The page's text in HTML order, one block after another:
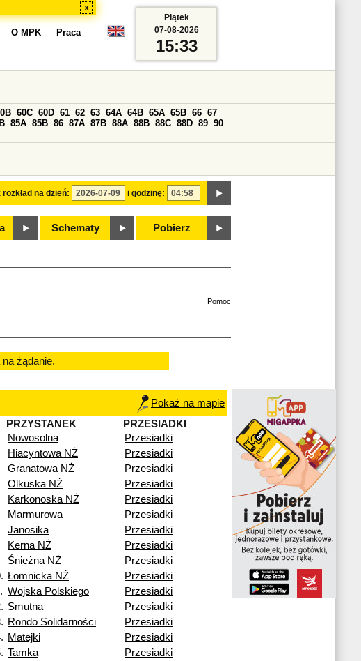
x
O MPK Praca
na dzień: i godzinę:
60C 60D 61 62 63 64A 64B 65A 65B 66 67
85A 85B 86 87A 87B 88A 88B 88C 88D 89 90
Schematy Pobierz
Piątek
07-08-2026
15:33
Pomoc
żądanie.
Pokaż na mapie
PRZYSTANEK
PRZESIADKI
Nowosolna
Przesiadki
Hiacyntowa NŻ
Przesiadki
Granatowa NŻ
Przesiadki
Olkuska NŻ
Przesiadki
Karkonoska NŻ
Przesiadki
Marmurowa
Przesiadki
Janosika
Przesiadki
Kerna NŻ
Przesiadki
Śnieżna NŻ
Przesiadki
Łomnicka NŻ
Przesiadki
Wojska Polskiego
Przesiadki
Smutna
Przesiadki
Rondo Solidarności
Przesiadki
Matejki
Przesiadki
Tamka
Przesiadki